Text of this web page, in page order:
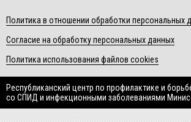
Политика в отношении обработки персональных
Согласие на обработку персональных данных
Политика использования файлов cookies
Республиканский центр по профилактике и
со СПИД и инфекционными заболеваниями